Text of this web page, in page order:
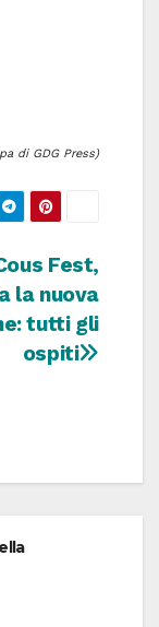
di GDG Press)
Fest,
la nuova
tutti gli
ospiti